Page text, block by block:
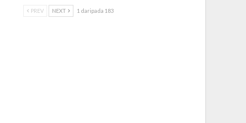
PREV NEXT 1 daripada 183